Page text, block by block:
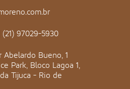
(21) 97029-5930
Abelardo Bueno, 1
Park, Bloco Lagoa 1,
Tijuca - Rio de